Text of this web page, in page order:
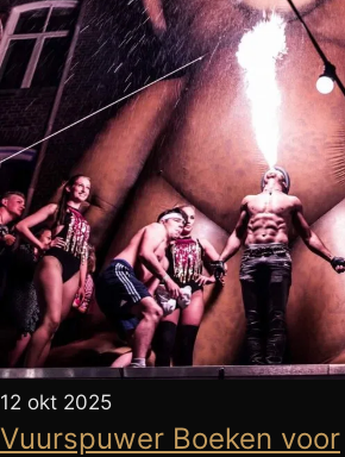
12 okt 2025
Vuurspuwer Boeken voor